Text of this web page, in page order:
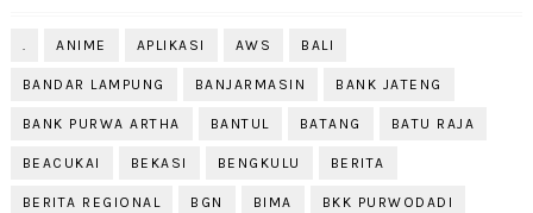
. ANIME APLIKASI AWS BALI
BANDAR LAMPUNG BANJARMASIN BANK JATENG
BANK PURWA ARTHA BANTUL BATANG BATU RAJA
BEACUKAI BEKASI BENGKULU BERITA
BERITA REGIONAL BGN BIMA BKK PURWODADI